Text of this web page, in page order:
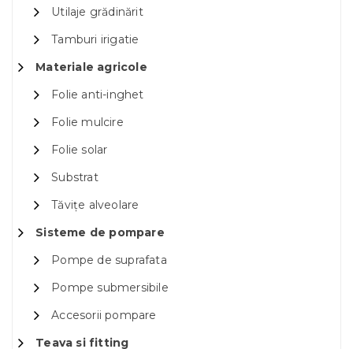
Utilaje grădinărit
Tamburi irigatie
Materiale agricole
Folie anti-inghet
Folie mulcire
Folie solar
Substrat
Tăvițe alveolare
Sisteme de pompare
Pompe de suprafata
Pompe submersibile
Accesorii pompare
Teava si fitting